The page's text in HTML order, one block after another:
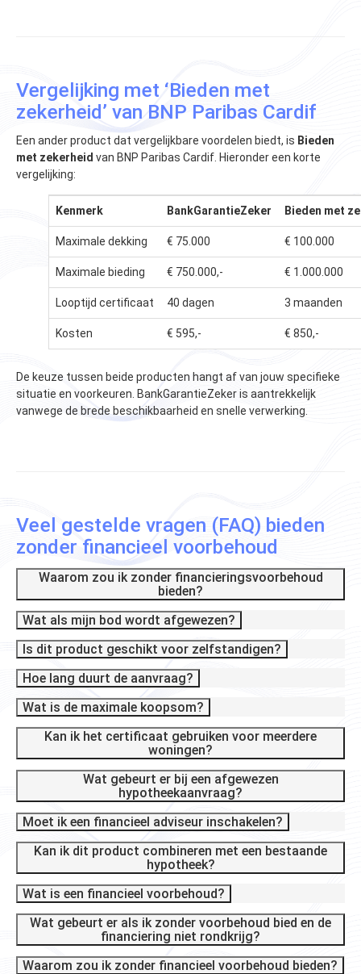
Vergelijking met ‘Bieden met
zekerheid’ van BNP Paribas Cardif
Een ander product dat vergelijkbare voordelen biedt, is Bieden
met zekerheid van BNP Paribas Cardif. Hieronder een korte
vergelijking:
Kenmerk BankGarantieZeker Bieden met
Maximale dekking € 75.000 € 100.000
Maximale bieding € 750.000,- € 1.000.000
Looptijd certificaat 40 dagen 3 maanden
Kosten € 595,- € 850,-
De keuze tussen beide producten hangt af van jouw specifieke
situatie en voorkeuren. BankGarantieZeker is aantrekkelijk
vanwege de brede beschikbaarheid en snelle verwerking​.
Veel gestelde vragen (FAQ) bieden
zonder financieel voorbehoud
Waarom zou ik zonder financieringsvoorbehoud
bieden?
Wat als mijn bod wordt afgewezen?
Is dit product geschikt voor zelfstandigen?
Hoe lang duurt de aanvraag?
Wat is de maximale koopsom?
Kan ik het certificaat gebruiken voor meerdere
woningen?
Wat gebeurt er bij een afgewezen
hypotheekaanvraag?
Moet ik een financieel adviseur inschakelen?
Kan ik dit product combineren met een bestaande
hypotheek?
Wat is een financieel voorbehoud?
Wat gebeurt er als ik zonder voorbehoud bied en de
financiering niet rondkrijg?
Waarom zou ik zonder financieel voorbehoud bieden?